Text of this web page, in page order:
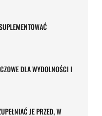
DLA WYDOLNOŚCI I
JE PRZED, W